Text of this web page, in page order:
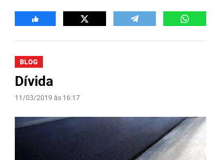
BLOG
Dívida
11/03/2019 às 16:17